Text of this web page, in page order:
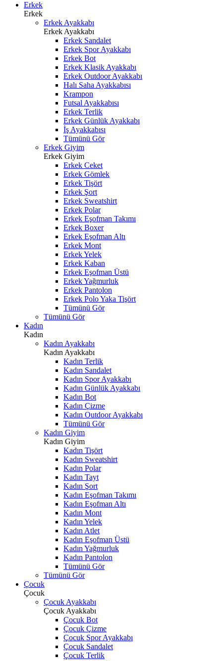
Erkek
Erkek
Erkek Ayakkabı
Erkek Ayakkabı
Erkek Sandalet
Erkek Spor Ayakkabı
Erkek Bot
Erkek Klasik Ayakkabı
Erkek Outdoor Ayakkabı
Halı Saha Ayakkabısı
Krampon
Futsal Ayakkabısı
Erkek Terlik
Erkek Günlük Ayakkabı
İş Ayakkabısı
Tümünü Gör
Erkek Giyim
Erkek Giyim
Erkek Ceket
Erkek Gömlek
Erkek Tişört
Erkek Şort
Erkek Sweatshirt
Erkek Polar
Erkek Eşofman Takımı
Erkek Boxer
Erkek Eşofman Altı
Erkek Mont
Erkek Yelek
Erkek Kaban
Erkek Eşofman Üstü
Erkek Yağmurluk
Erkek Pantolon
Erkek Polo Yaka Tişört
Tümünü Gör
Tümünü Gör
Kadın
Kadın
Kadın Ayakkabı
Kadın Ayakkabı
Kadın Terlik
Kadın Sandalet
Kadın Spor Ayakkabı
Kadın Günlük Ayakkabı
Kadın Bot
Kadın Çizme
Kadın Outdoor Ayakkabı
Tümünü Gör
Kadın Giyim
Kadın Giyim
Kadın Tişört
Kadın Sweatshirt
Kadın Polar
Kadın Tayt
Kadın Şort
Kadın Eşofman Takımı
Kadın Eşofman Altı
Kadın Mont
Kadın Yelek
Kadın Atlet
Kadın Eşofman Üstü
Kadın Yağmurluk
Kadın Pantolon
Tümünü Gör
Tümünü Gör
Çocuk
Çocuk
Çocuk Ayakkabı
Çocuk Ayakkabı
Çocuk Bot
Çocuk Çizme
Çocuk Spor Ayakkabı
Çocuk Sandalet
Çocuk Terlik